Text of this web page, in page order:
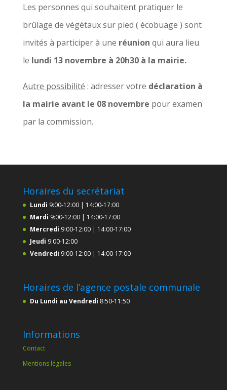
Les personnes qui souhaitent pratiquer le
brûlage de végétaux sur pied ( écobuage ) sont
invités à participer à une réunion qui aura lieu
le lundi 13 novembre à 20h30 à la mairie.
Autre possibilité : adresser votre déclaration à
la mairie avant le 08 novembre pour examen
par la commission.
Horaires du secrétariat
Lundi 9:00-12:00 | 14:00-17:00
Mardi 9:00-12:00 | 14:00-17:00
Mercredi 9:00-12:00 | 14:00-17:00
Jeudi 9:00-12:00
Vendredi 9:00-12:00 | 14:00-17:00
Horaires de l’agence postale communale
Du Lundi au Vendredi 8:50-11:50
Informations
Contact
Mentions légales